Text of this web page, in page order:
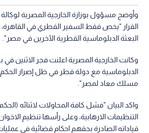
وأوضح مسؤول بوزارة الخارجية المصرية
القرار "يخص فقط السفير القطري في القاهرة،
البعثة الدبلوماسية القطرية الآخرين في مصر".
وكانت الخارجية المصرية اعلنت فجر الاثنين
الدبلوماسية مع دولة قطر في ظل إصرار الحكم
مسلك معاد لمصر".
واكد البيان "فشل كافة المحاولات لاثنائه
التنظيمات الارهابية، وعلى رأسها تنظيم الاخوان
قياداته الصادرة بحقهم احكام قضائية في